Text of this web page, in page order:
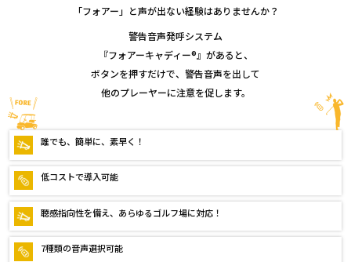
「フォアー」と声が出ない経験はありませんか？
警告音声発呼システム
『フォアーキャディー®』があると、
ボタンを押すだけで、警告音声を出して
他のプレーヤーに注意を促します。
誰でも、簡単に、素早く！
低コストで導入可能
聴感指向性を備え、あらゆるゴルフ場に対応！
7種類の音声選択可能